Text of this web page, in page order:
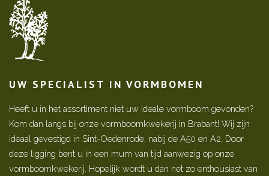
UW SPECIALIST IN VORMBOMEN
Heeft u in het assortiment niet uw ideale vormboom gevonden?
Kom dan langs bij onze vormboomkwekerij in Brabant! Wij zijn
ideaal gevestigd in Sint-Oedenrode, nabij de A50 en A2. Door
deze ligging bent u in een mum van tijd aanwezig op onze
vormboomkwekerij. Hopelijk wordt u dan net zo enthousiast van